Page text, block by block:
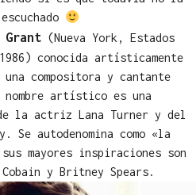
Grant(Nueva York, Estados
conocida artísticamente
una compositora y cantante
nombre artístico es una
la actriz Lana Turner y del
Se autodenomina como «la
mayores inspiraciones son
y Britney Spears.